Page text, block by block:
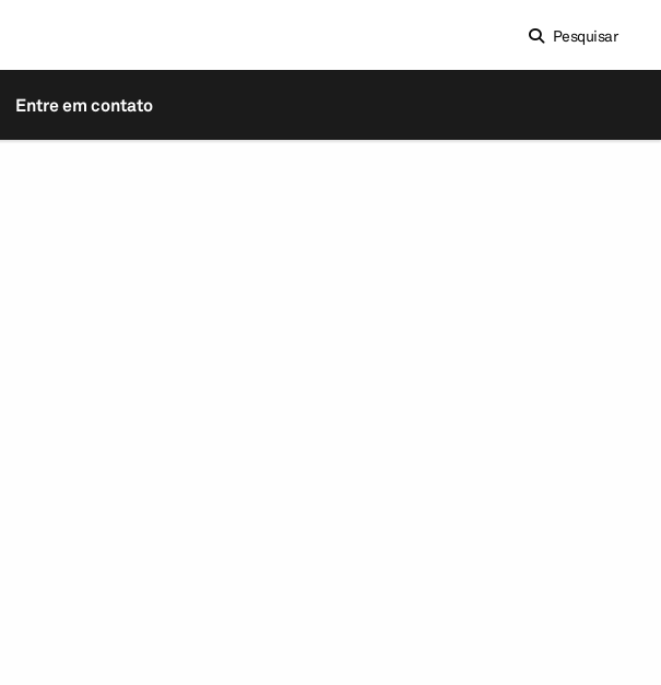
Pesquisar
Entre em contato